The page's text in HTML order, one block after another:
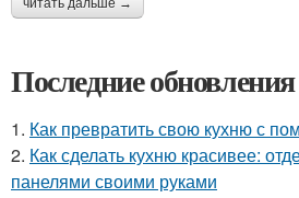
читать дальше →
Последние
1. Как превратить свою кухню с
2. Как сделать кухню красивее:
панелями своими руками